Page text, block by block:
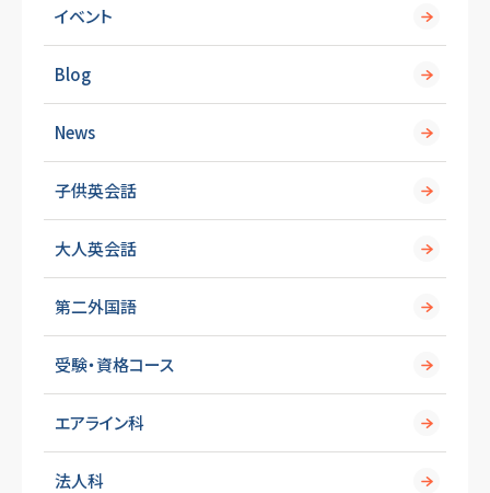
イベント
Blog
News
子供英会話
大人英会話
第二外国語
受験・資格コース
エアライン科
法人科